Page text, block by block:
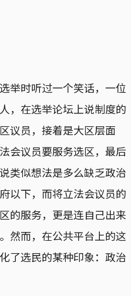
举时听过一个笑话，一位
，在选举论坛上说制度的
议员，接着是大区层面
会议员要服务选区，最后
类似想法是多么缺乏政治
以下，而将立法会议员的
的服务，更是连自己出来
然而，在公共平台上的这
了选民的某种印象：政治